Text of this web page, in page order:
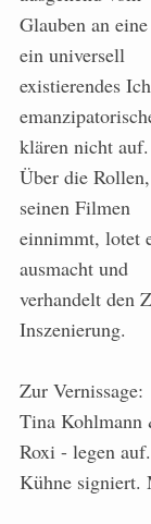
Glauben an
ein universell
existierendes
klären nicht auf.
Über die
seinen Filmen
einnimmt, lotet
ausmacht und
verhandelt den
Inszenierung.
Zur Vernissage:
Tina Kohlmann
Roxi - legen
Kühne signiert.